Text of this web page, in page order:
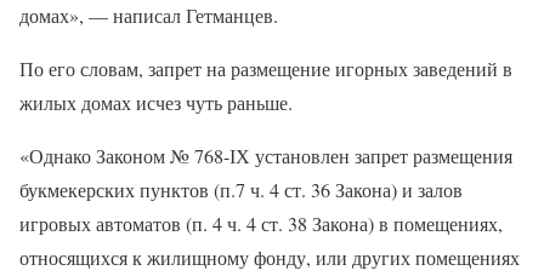
домах», — написал Гетманцев.
По его словам, запрет на размещение игорных заведений в
жилых домах исчез чуть раньше.
«Однако Законом № 768-ІХ установлен запрет размещения
букмекерских пунктов (п.7 ч. 4 ст. 36 Закона) и залов
игровых автоматов (п. 4 ч. 4 ст. 38 Закона) в помещениях,
относящихся к жилищному фонду, или других помещениях